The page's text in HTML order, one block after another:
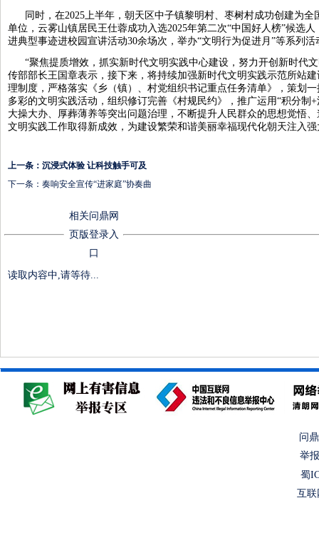
同时，在2025上半年，朝天区中子镇黎明村、枣树村成功创建为
单位，云雾山镇居民王仕蓉成功入选2025年第二次“中国好人榜”候选
进典型事迹进校园宣讲活动30余场次，举办“文明行为促进月”等系列活
“聚焦提质增效，抓实新时代文明实践中心建设，努力开创新时代
传部部长王国章表示，接下来，将持续加强新时代文明实践示范所站
理制度，严格落实《乡（镇）、村党组织书记重点任务清单》，策划
多彩的文明实践活动，组织修订完善《村规民约》，推广运用“积分制
大操大办、厚葬薄养等突出问题治理，不断提升人民群众的思想觉悟
文明实践工作取得新成效，为建设繁荣和谐美丽幸福现代化朝天注入
上一条： 沉浸式体验 让科技触手可及
下一条： 奏响安全宣传“进家庭”协奏曲
相关问鼎网
页版登录入
口
读取内容中,请等待...
问
举
蜀
互联